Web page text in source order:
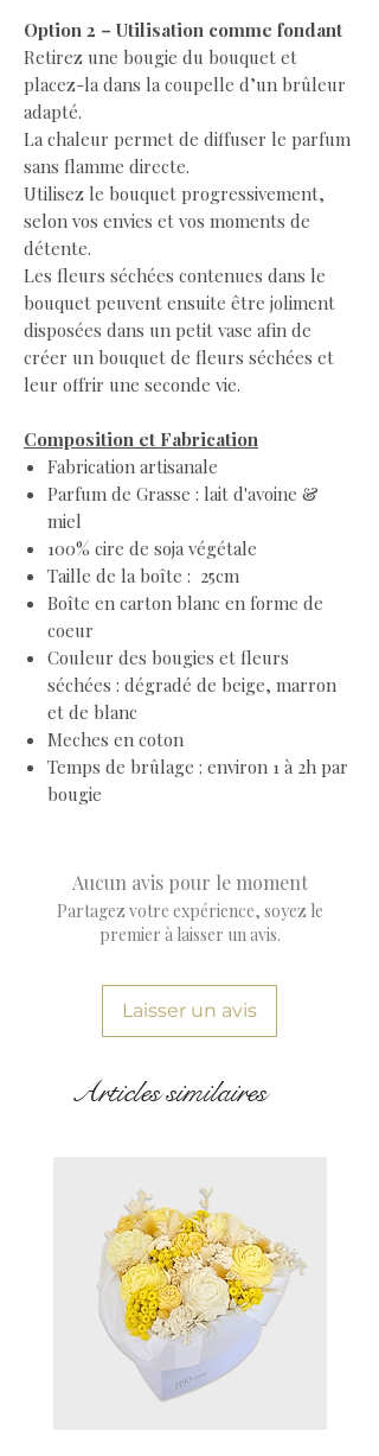
Option 2 – Utilisation comme fondant
Retirez une bougie du bouquet et
placez-la dans la coupelle d’un brûleur
adapté.
La chaleur permet de diffuser le parfum
sans flamme directe.
Utilisez le bouquet progressivement,
selon vos envies et vos moments de
détente.
Les fleurs séchées contenues dans le
bouquet peuvent ensuite être joliment
disposées dans un petit vase afin de
créer un bouquet de fleurs séchées et
leur offrir une seconde vie.
Composition et Fabrication
Fabrication artisanale
Parfum de Grasse : lait d'avoine &
miel
100% cire de soja végétale
Taille de la boîte : 25cm
Boîte en carton blanc en forme de
coeur
Couleur des bougies et fleurs
séchées : dégradé de beige, marron
et de blanc
Meches en coton
Temps de brûlage : environ 1 à 2h par
bougie
Aucun avis pour le moment
Partagez votre expérience, soyez le
premier à laisser un avis.
Laisser un avis
Articles similaires